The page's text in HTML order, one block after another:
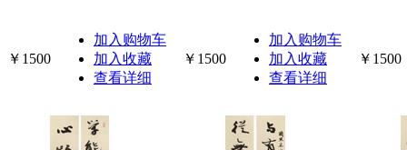
￥1500
加入购物车
加入收藏
查看详细
￥1500
加入购物车
加入收藏
查看详细
￥1500